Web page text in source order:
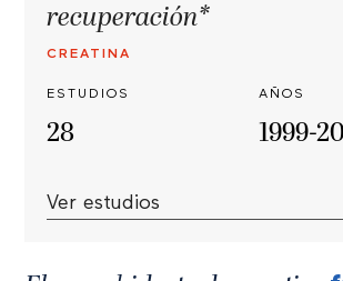
recuperación*
CREATINA
ESTUDIOS
28
AÑOS
1999-
Ver estudios